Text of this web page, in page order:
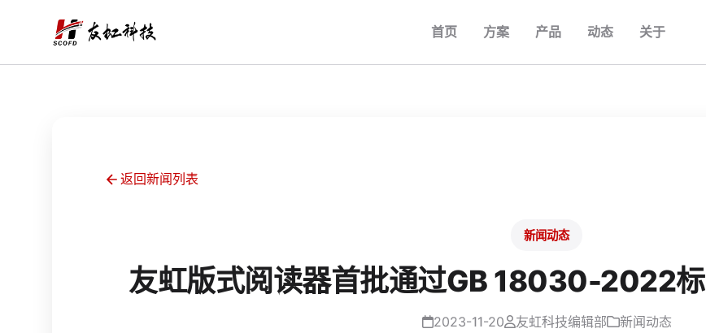
首页 方案 产品 动态 关于
返回新闻列表
新闻动态
友虹版式阅读器首批通过GB 18030-2022
2023-11-20 友虹科技编辑部 新闻动态